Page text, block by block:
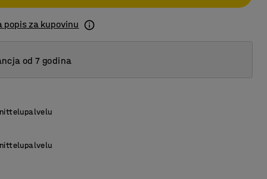
popis za kupovinu
od 7 godina